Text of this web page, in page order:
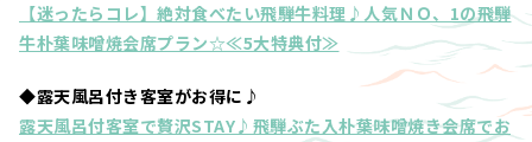
【迷ったらコレ】絶対食べたい飛騨牛料理♪人気ＮＯ、1の飛騨
牛朴葉味噌焼会席プラン☆≪5大特典付≫
◆露天風呂付き客室がお得に♪
露天風呂付客室で贅沢STAY♪飛騨ぶた入朴葉味噌焼き会席でお